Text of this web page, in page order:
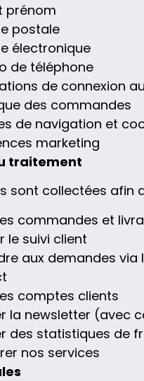
prénom
postale
électronique
de téléphone
de connexion
des commandes
de navigation et
marketing
traitement
sont collectées afin
commandes et
le suivi client
aux demandes
comptes clients
la newsletter (avec
des statistiques de
nos services